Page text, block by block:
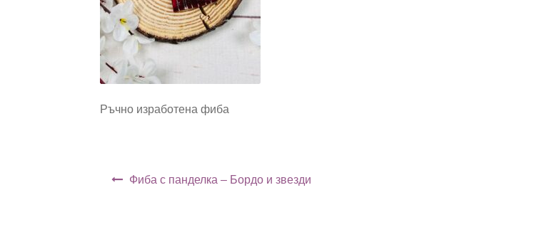
Ръчно изработена фиба
Навигация
Фиба с панделка – Бордо и звезди